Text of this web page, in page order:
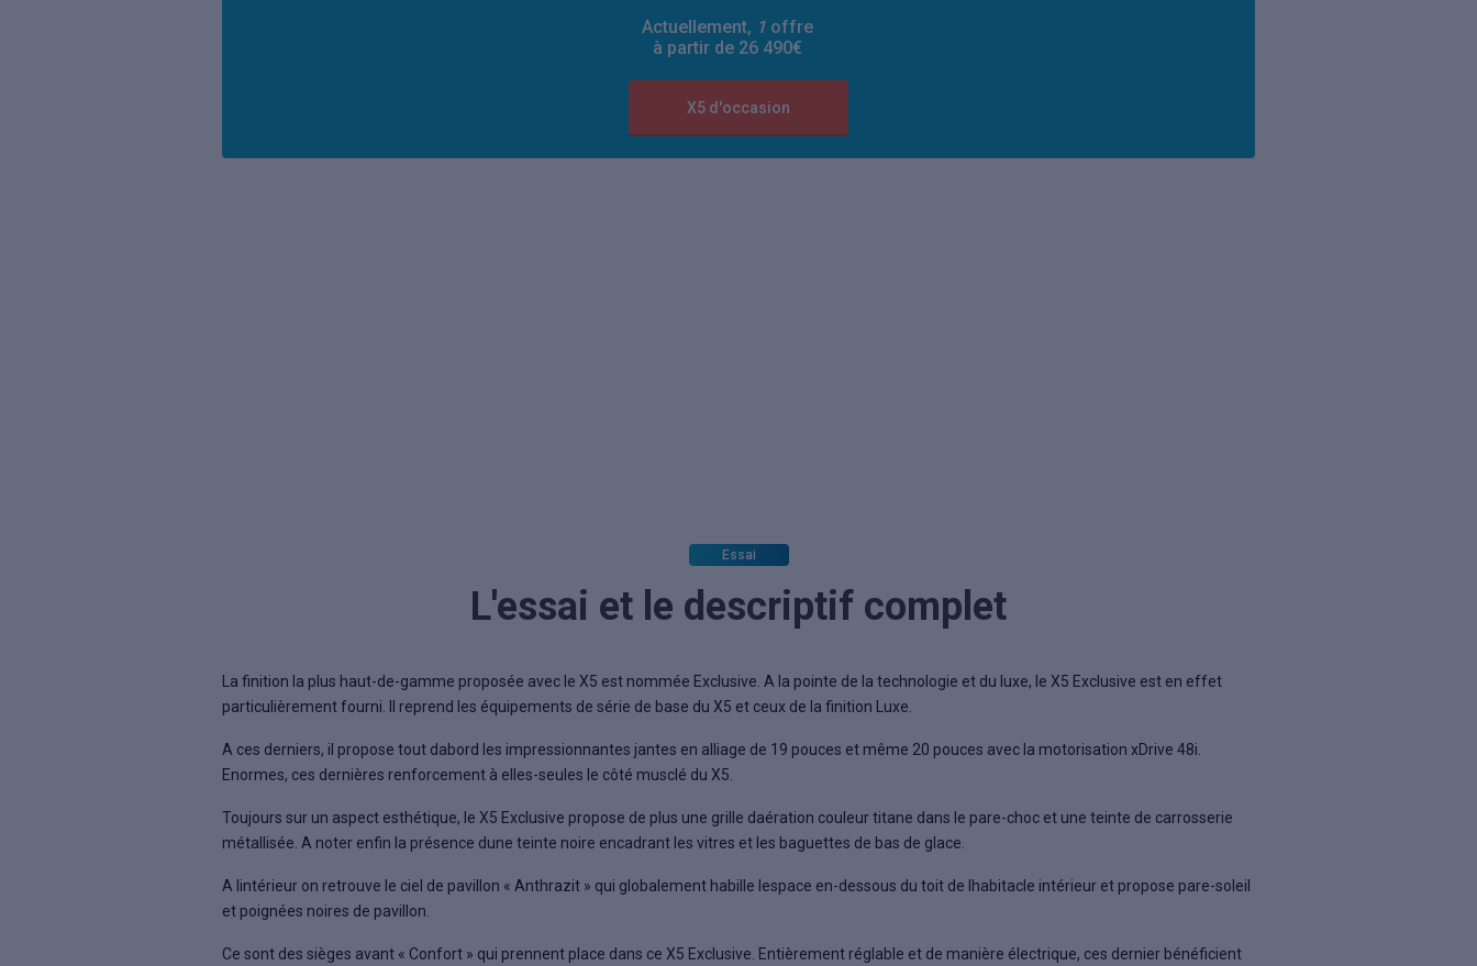
Actuellement, 1 offre
à partir de 26 490€
X5 d'occasion
Essai
L'essai et le descriptif complet
La finition la plus haut-de-gamme proposée avec le X5 est nommée Exclusive. A la pointe de la technologie et du luxe, le X5 Exclusive est en effet
particulièrement fourni. Il reprend les équipements de série de base du X5 et ceux de la finition Luxe.
A ces derniers, il propose tout dabord les impressionnantes jantes en alliage de 19 pouces et même 20 pouces avec la motorisation xDrive 48i.
Enormes, ces dernières renforcement à elles-seules le côté musclé du X5.
Toujours sur un aspect esthétique, le X5 Exclusive propose de plus une grille daération couleur titane dans le pare-choc et une teinte de carrosserie
métallisée. A noter enfin la présence dune teinte noire encadrant les vitres et les baguettes de bas de glace.
A lintérieur on retrouve le ciel de pavillon « Anthrazit » qui globalement habille lespace en-dessous du toit de lhabitacle intérieur et propose pare-soleil
et poignées noires de pavillon.
Ce sont des sièges avant « Confort » qui prennent place dans ce X5 Exclusive. Entièrement réglable et de manière électrique, ces dernier bénéficient